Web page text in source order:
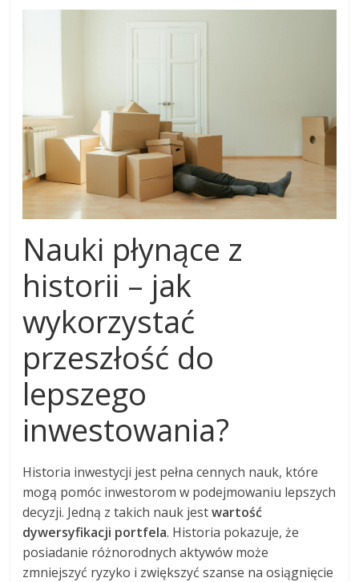
Nauki płynące z
historii – jak
wykorzystać
przeszłość do
lepszego
inwestowania?
Historia inwestycji jest pełna cennych nauk, które
mogą pomóc inwestorom w podejmowaniu lepszych
decyzji. Jedną z takich nauk jestwartość
dywersyfikacji portfela. Historia pokazuje, że
posiadanie różnorodnych aktywów może
zmniejszyć ryzyko i zwiększyć szanse na osiągnięcie